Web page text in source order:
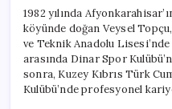
1982 yılında
köyünde doğan Veysel
ve Teknik Anadolu Lisesi’nde
arasında Dinar Spor
sonra, Kuzey Kıbrıs Türk
Kulübü’nde profesyonel